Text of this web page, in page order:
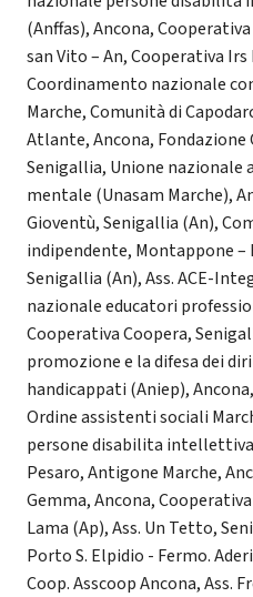
(Anffas), Ancona,
san Vito – An, Cooperativa Irs
Coordinamento nazionale
Marche, Comunità di
Atlante, Ancona,
Senigallia, Unione nazionale
mentale (Unasam Marche),
Gioventù, Senigallia (An),
indipendente, Montappone –
Senigallia (An), Ass. ACE-
nazionale educatori
Cooperativa Coopera,
promozione e la difesa dei
handicappati (Aniep),
Ordine assistenti sociali
persone disabilita
Pesaro, Antigone Marche,
Gemma, Ancona,
Lama (Ap), Ass. Un Tetto,
Porto S. Elpidio - Fermo.
Coop. Asscoop Ancona, Ass.